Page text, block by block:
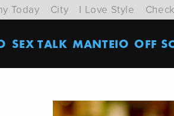
Today City I Love Style
SEX TALK ΜΑΝΤΕΙΟ OFF